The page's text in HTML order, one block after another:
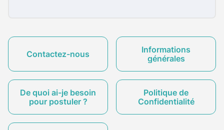
Contactez-nous
Informations
générales
De quoi ai-je besoin
pour postuler ?
Politique de
Confidentialité